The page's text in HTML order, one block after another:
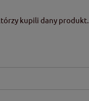
kupili dany produkt.